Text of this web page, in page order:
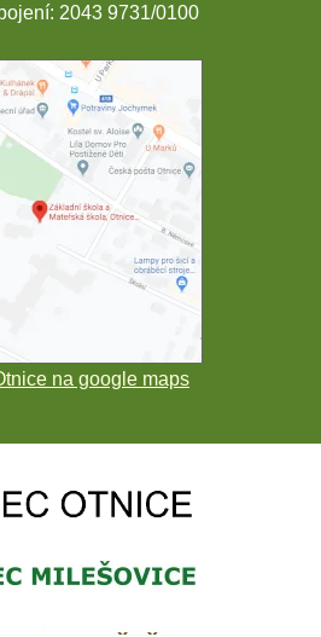
2043 9731/0100
na google maps